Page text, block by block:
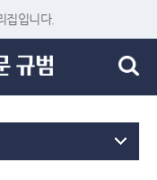
집입니다.